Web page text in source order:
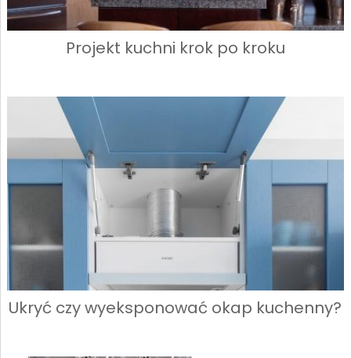
Projekt kuchni krok po kroku
Ukryć czy wyeksponować okap kuchenny?